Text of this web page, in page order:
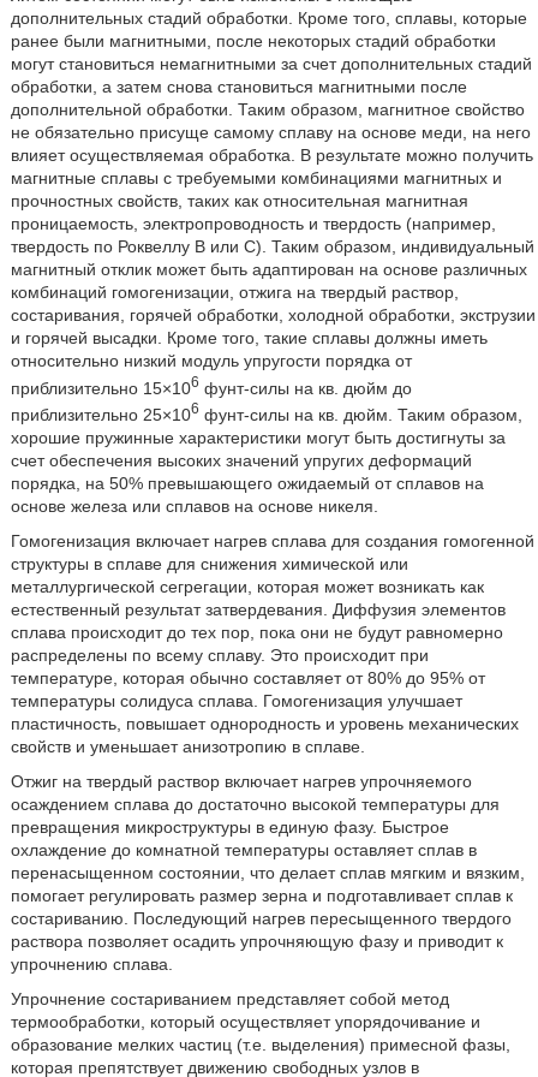
дополнительных стадий обработки. Кроме того, сплавы, которые
ранее были магнитными, после некоторых стадий обработки
могут становиться немагнитными за счет дополнительных стадий
обработки, а затем снова становиться магнитными после
дополнительной обработки. Таким образом, магнитное свойство
не обязательно присуще самому сплаву на основе меди, на него
влияет осуществляемая обработка. В результате можно получить
магнитные сплавы с требуемыми комбинациями магнитных и
прочностных свойств, таких как относительная магнитная
проницаемость, электропроводность и твердость (например,
твердость по Роквеллу В или С). Таким образом, индивидуальный
магнитный отклик может быть адаптирован на основе различных
комбинаций гомогенизации, отжига на твердый раствор,
состаривания, горячей обработки, холодной обработки, экструзии
и горячей высадки. Кроме того, такие сплавы должны иметь
относительно низкий модуль упругости порядка от
приблизительно 15×106 фунт-силы на кв. дюйм до
приблизительно 25×106 фунт-силы на кв. дюйм. Таким образом,
хорошие пружинные характеристики могут быть достигнуты за
счет обеспечения высоких значений упругих деформаций
порядка, на 50% превышающего ожидаемый от сплавов на
основе железа или сплавов на основе никеля.
Гомогенизация включает нагрев сплава для создания гомогенной
структуры в сплаве для снижения химической или
металлургической сегрегации, которая может возникать как
естественный результат затвердевания. Диффузия элементов
сплава происходит до тех пор, пока они не будут равномерно
распределены по всему сплаву. Это происходит при
температуре, которая обычно составляет от 80% до 95% от
температуры солидуса сплава. Гомогенизация улучшает
пластичность, повышает однородность и уровень механических
свойств и уменьшает анизотропию в сплаве.
Отжиг на твердый раствор включает нагрев упрочняемого
осаждением сплава до достаточно высокой температуры для
превращения микроструктуры в единую фазу. Быстрое
охлаждение до комнатной температуры оставляет сплав в
перенасыщенном состоянии, что делает сплав мягким и вязким,
помогает регулировать размер зерна и подготавливает сплав к
состариванию. Последующий нагрев пересыщенного твердого
раствора позволяет осадить упрочняющую фазу и приводит к
упрочнению сплава.
Упрочнение состариванием представляет собой метод
термообработки, который осуществляет упорядочивание и
образование мелких частиц (т.е. выделения) примесной фазы,
которая препятствует движению свободных узлов в